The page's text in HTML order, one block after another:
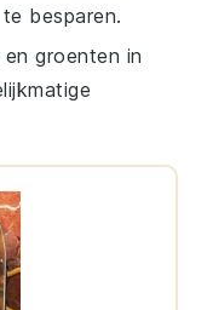
besparen.
engroenten in